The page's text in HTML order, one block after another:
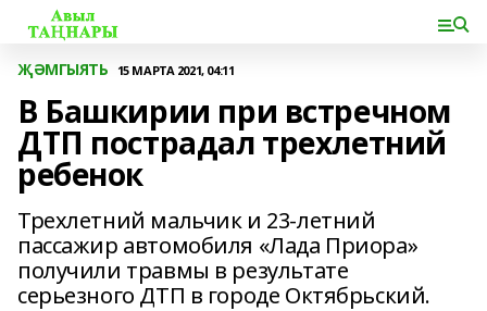
ҖӘМГЫЯТЬ 15 МАРТА 2021, 04:11
В Башкирии при встречном
ДТП пострадал трехлетний
ребенок
Трехлетний мальчик и 23-летний
пассажир автомобиля «Лада Приора»
получили травмы в результате
серьезного ДТП в городе Октябрьский.